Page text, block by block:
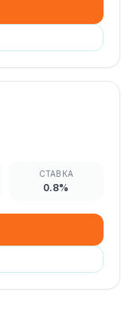
СТАВКА
0.8%